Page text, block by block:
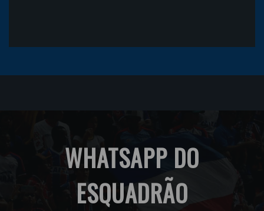
WHATSAPP DO
ESQUADRÃO